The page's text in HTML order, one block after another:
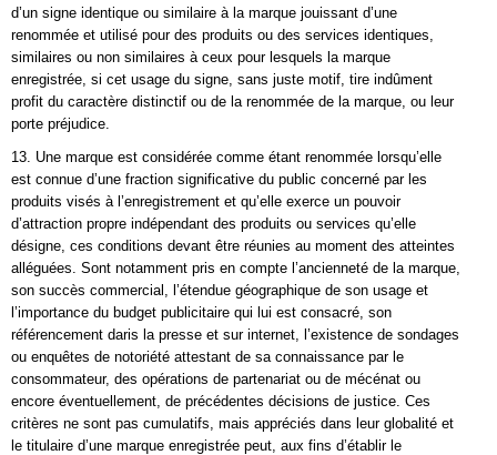
d’un signe identique ou similaire à la marque jouissant d’une
renommée et utilisé pour des produits ou des services identiques,
similaires ou non similaires à ceux pour lesquels la marque
enregistrée, si cet usage du signe, sans juste motif, tire indûment
profit du caractère distinctif ou de la renommée de la marque, ou leur
porte préjudice.
13. Une marque est considérée comme étant renommée lorsqu’elle
est connue d’une fraction significative du public concerné par les
produits visés à l’enregistrement et qu’elle exerce un pouvoir
d’attraction propre indépendant des produits ou services qu’elle
désigne, ces conditions devant être réunies au moment des atteintes
alléguées. Sont notamment pris en compte l’ancienneté de la marque,
son succès commercial, l’étendue géographique de son usage et
l’importance du budget publicitaire qui lui est consacré, son
référencement daris la presse et sur internet, l’existence de sondages
ou enquêtes de notoriété attestant de sa connaissance par le
consommateur, des opérations de partenariat ou de mécénat ou
encore éventuellement, de précédentes décisions de justice. Ces
critères ne sont pas cumulatifs, mais appréciés dans leur globalité et
le titulaire d’une marque enregistrée peut, aux fins d’établir le